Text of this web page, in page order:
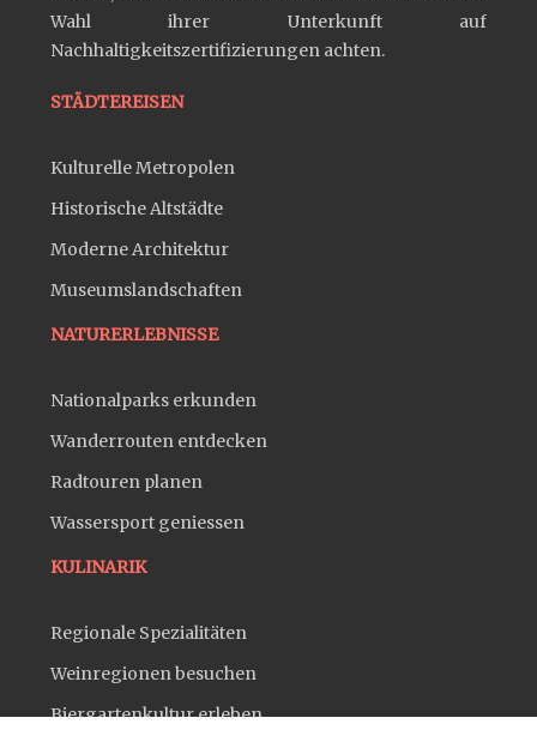
Wahl ihrer Unterkunft auf
Nachhaltigkeitszertifizierungen achten.
STÄDTEREISEN
Kulturelle Metropolen
Historische Altstädte
Moderne Architektur
Museumslandschaften
NATURERLEBNISSE
Nationalparks erkunden
Wanderrouten entdecken
Radtouren planen
Wassersport geniessen
KULINARIK
Regionale Spezialitäten
Weinregionen besuchen
Biergartenkultur erleben